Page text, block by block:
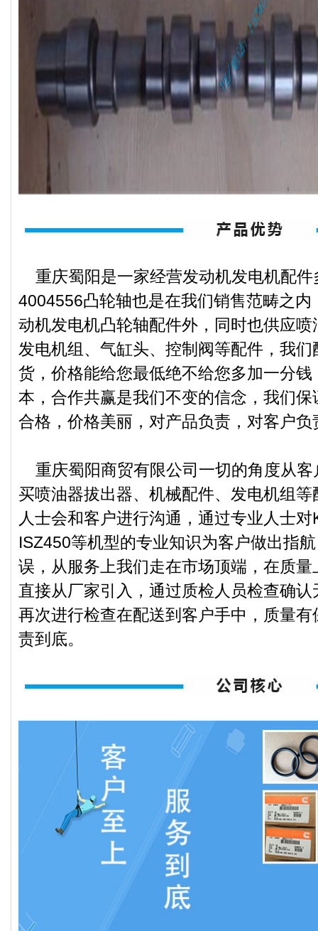
重庆蜀阳是一家经营发动机发电机配件
4004556凸轮轴也是在我们销售范畴之
动机发电机凸轮轴配件外，同时也供应
发电机组、气缸头、控制阀等配件，我
货，价格能给您最低绝不给您多加一分
本，合作共赢是我们不变的信念，我们
合格，价格美丽，对产品负责，对客户
重庆蜀阳商贸有限公司一切的角度从客
买喷油器拔出器、机械配件、发电机组
人士会和客户进行沟通，通过专业人士
ISZ450等机型的专业知识为客户做出指
误，从服务上我们走在市场顶端，在质
直接从厂家引入，通过质检人员检查确
再次进行检查在配送到客户手中，质量
责到底。